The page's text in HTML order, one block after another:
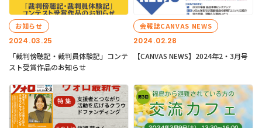
2024.03.25
お知らせ
「裁判傍聴記・裁判員体験記」コンテ
スト受賞作品のお知らせ
2024.02.28
会報誌CANVAS NEWS
【CANVAS NEWS】2024年2・3月号